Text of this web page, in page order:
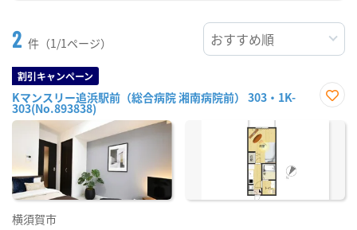
2 件（1/1ページ）
割引キャンペーン
Kマンスリー追浜駅前（総合病院 湘南病院前） 303・1K-
303(No.893838)
に入
横須賀市